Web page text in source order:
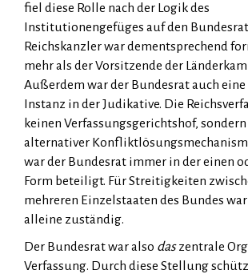
fiel diese Rolle nach der Logik des
Institutionengefüges auf den
Reichskanzler war dementsprechend
mehr als der Vorsitzende der
Außerdem war der Bundesrat auch
Instanz in der Judikative. Die
keinen Verfassungsgerichtshof, sondern
alternativer
war der Bundesrat immer in der einen
Form beteiligt. Für Streitigkeiten
mehreren Einzelstaaten des Bundes
alleine zuständig.
Der Bundesrat war also daszentrale
Verfassung. Durch diese Stellung